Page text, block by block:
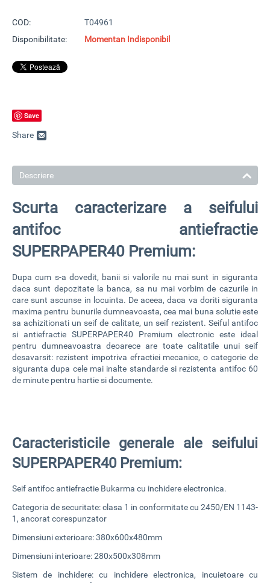
COD:
T04961
Disponibilitate:
Momentan Indisponibil
Save
Share
Descriere
Scurta caracterizare a seifului
antifoc antiefractie
SUPERPAPER40 Premium:
Dupa cum s-a dovedit, banii si valorile nu mai sunt in siguranta
daca sunt depozitate la banca, sa nu mai vorbim de cazurile in
care sunt ascunse in locuinta. De aceea, daca va doriti siguranta
maxima pentru bunurile dumneavoasta, cea mai buna solutie este
sa achizitionati un seif de calitate, un seif rezistent. Seiful antifoc
si antiefractie SUPERPAPER40 Premium electronic este ideal
pentru dumneavoastra deoarece are toate calitatile unui seif
desavarsit: rezistent impotriva efractiei mecanice, o categorie de
siguranta dupa cele mai inalte standarde si rezistenta antifoc 60
de minute pentru hartie si documente.
Caracteristicile generale ale seifului
SUPERPAPER40 Premium:
Seif antifoc antiefractie Bukarma cu inchidere electronica.
Categoria de securitate: clasa 1 in conformitate cu 2450/EN 1143-
1, ancorat corespunzator
Dimensiuni exterioare: 380x600x480mm
Dimensiuni interioare: 280x500x308mm
Sistem de inchidere: cu inchidere electronica, incuietoare cu